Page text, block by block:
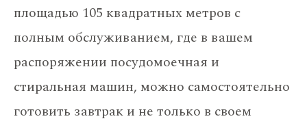
площадью 105 квадратных метров с
полным обслуживанием, где в вашем
распоряжении посудомоечная и
стиральная машин, можно самостоятельно
готовить завтрак и не только в своем